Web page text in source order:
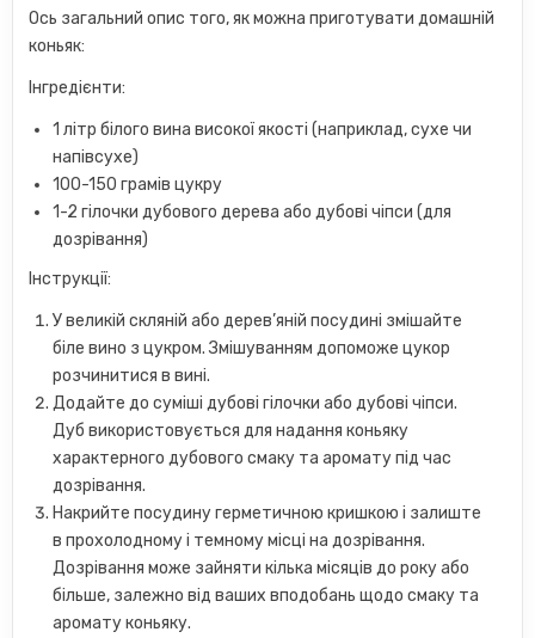
Ось загальний опис того, як можна приготувати домашній
коньяк:
Інгредієнти:
1 літр білого вина високої якості (наприклад, сухе чи
напівсухе)
100-150 грамів цукру
1-2 гілочки дубового дерева або дубові чіпси (для
дозрівання)
Інструкції:
У великій скляній або дерев’яній посудині змішайте
біле вино з цукром. Змішуванням допоможе цукор
розчинитися в вині.
Додайте до суміші дубові гілочки або дубові чіпси.
Дуб використовується для надання коньяку
характерного дубового смаку та аромату під час
дозрівання.
Накрийте посудину герметичною кришкою і залиште
в прохолодному і темному місці на дозрівання.
Дозрівання може зайняти кілька місяців до року або
більше, залежно від ваших вподобань щодо смаку та
аромату коньяку.